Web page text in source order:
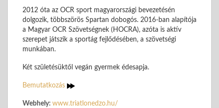
2012 óta az OCR sport magyarországi bevezetésén
dolgozik, többszörös Spartan dobogós. 2016-ban alapítója
a Magyar OCR Szövetségnek (HOCRA), azóta is aktív
szerepet játszik a sportág fejlődésében, a szövetségi
munkában.
Két születésüktől vegán gyermek édesapja.
Bemutatkozás
Webhely: www.triatlonedzo.hu/